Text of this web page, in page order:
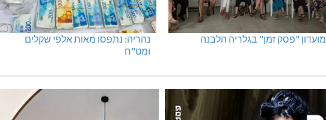
מועדון "פסק זמן" בגלריה הלבנה
נהריה: נתפסו מאות אלפי שקלים
ומט"ח